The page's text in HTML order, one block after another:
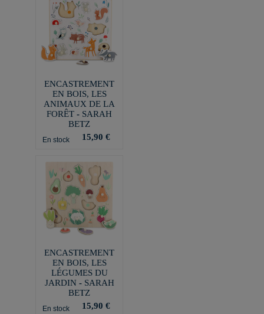
ENCASTREMENT
EN BOIS, LES
ANIMAUX DE LA
FORÊT - SARAH
BETZ
En stock 15,90 €
ENCASTREMENT
EN BOIS, LES
LÉGUMES DU
JARDIN - SARAH
BETZ
En stock 15,90 €